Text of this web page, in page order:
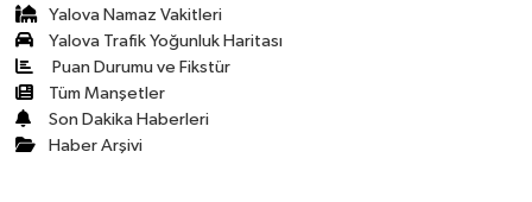
Yalova Namaz Vakitleri
Yalova Trafik Yoğunluk Haritası
Puan Durumu ve Fikstür
Tüm Manşetler
Son Dakika Haberleri
Haber Arşivi